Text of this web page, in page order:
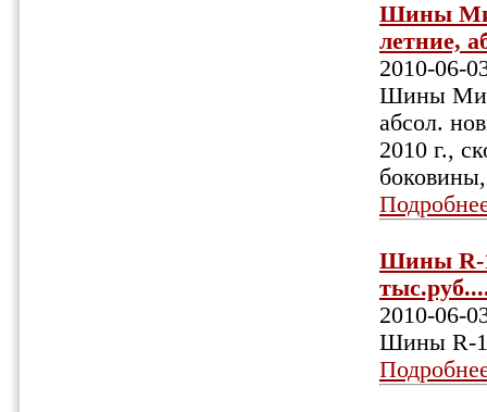
Шины
летние,
2010-06-
Шины
абсол.
2010 г.,
Шины R-
2010-06-
Шины R-